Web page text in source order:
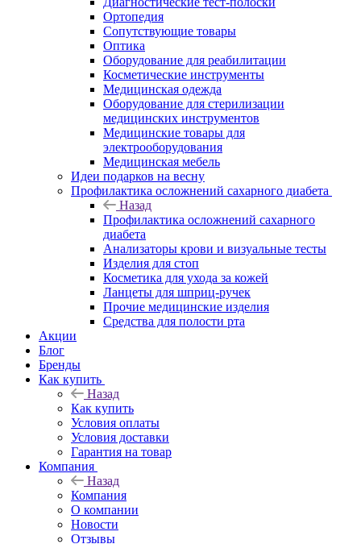
Ортопедия
Сопутствующие товары
Оптика
Оборудование для реабилитации
Косметические инструменты
Медицинская одежда
Оборудование для стерилизации
медицинских инструментов
Медицинские товары для
электрооборудования
Медицинская мебель
Идеи подарков на весну
Профилактика осложнений сахарного диабета
Назад
Профилактика осложнений сахарного
диабета
Анализаторы крови и визуальные тесты
Изделия для стоп
Косметика для ухода за кожей
Ланцеты для шприц-ручек
Прочие медицинские изделия
Средства для полости рта
Акции
Блог
Бренды
Как купить
Назад
Как купить
Условия оплаты
Условия доставки
Гарантия на товар
Компания
Назад
Компания
О компании
Новости
Отзывы